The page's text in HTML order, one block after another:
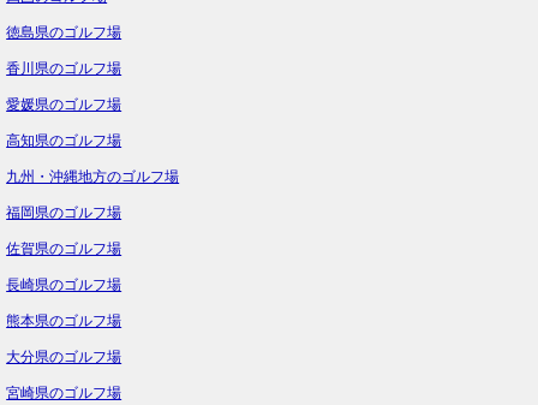
徳島県のゴルフ場
香川県のゴルフ場
愛媛県のゴルフ場
高知県のゴルフ場
九州・沖縄地方のゴルフ場
福岡県のゴルフ場
佐賀県のゴルフ場
長崎県のゴルフ場
熊本県のゴルフ場
大分県のゴルフ場
宮崎県のゴルフ場